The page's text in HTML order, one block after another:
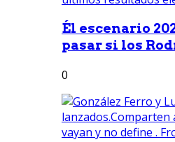
Él escenario
pasar si los
0